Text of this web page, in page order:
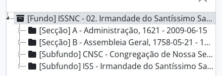
[Fundo] ISSNC - 02. Irmandade do Santíssimo Sacramento e Nossa Senhora da Caridade da freguesia de São Nicolau da cidade de Lisboa, 1621 - 2009-06-15
[Secção] A - Administração, 1621 - 2009-06-15
[Secção] B - Assembleia Geral, 1758-05-21 - 1968-03-05
[Subfundo] CNSC - Congregação de Nossa Senhora da Caridade, 1739-06-08 - 1857-07-31
[Subfundo] ISS - Irmandade do Santíssimo Sacramento, 1636 - 1881-12-22